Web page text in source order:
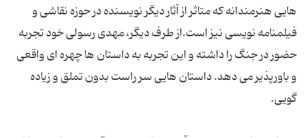
هایی هنرمندانه که متاثر از آثار دیگر نویسنده در حوزه نقاشی و
فیلمنامه نویسی نیز است.از طرف دیگر، مهدی رسولی خود تجربه
حضور در جنگ را داشته و این تجربه به داستان ها چهره ای واقعی
و باورپذیر می دهد. داستان هایی سر راست بدون تملق و زیاده
گویی.